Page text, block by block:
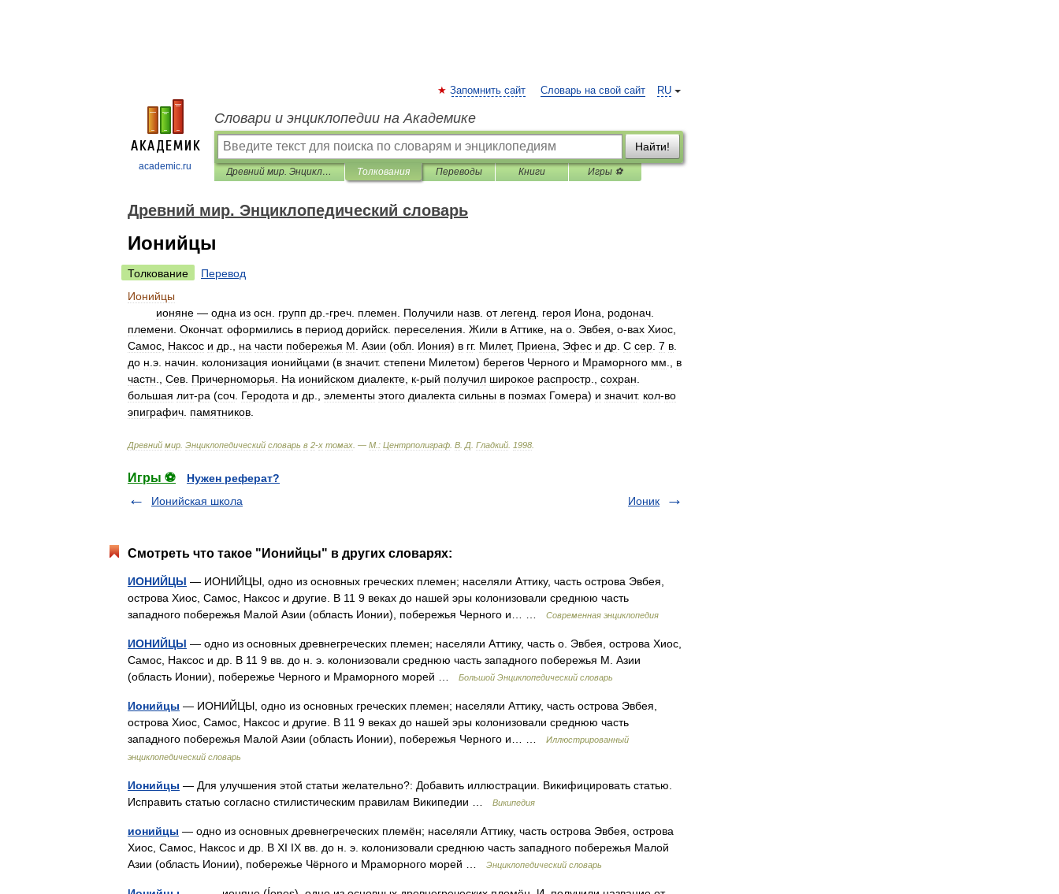
academic.ru
RU
Запомнить сайт Словарь на свой сайт
Словари и энциклопедии на Академике
Найти!
Древний мир. Энциклопедический словарь Толкования Переводы Книги Игры ⚽
Древний мир. Энциклопедический словарь
Ионийцы
Толкование
Перевод
Ионийцы
ионяне — одна из осн групп др .-греч племен Получили назв от легенд героя Иона родонач
племени Окончат. оформились в период дорийск переселения Жили в Аттике на о Эвбея о-вах Хиос
Самос Наксос и др на части побережья М Азии (обл Иония) в гг. Милет, Приена Эфес и др С сер 7 в
до н э начин колонизация ионийцами (в значит. степени Милетом) берегов Черного и Мраморного мм
в
частн
Сев Причерноморья На ионийском диалекте к-рый получил широкое распростр сохран
большая лит-ра (соч Геродота и др элементы этого диалекта сильны в поэмах Гомера) и значит. кол-во
эпиграфич памятников
Древний мир Энциклопедический словарь в 2-х томах . — М : Центрполиграф В Д Гладкий 1998
Игры ⚽
Нужен реферат?
Ионийская школа
Ионик
Смотреть что такое "Ионийцы" в других словарях:
ИОНИЙЦЫ — ИОНИЙЦЫ, одно из основных греческих племен; населяли Аттику, часть острова Эвбея,
острова Хиос, Самос, Наксос и другие. В 11 9 веках до нашей эры колонизовали среднюю часть
западного побережья Малой Азии (область Ионии), побережья Черного и… …
Современная энциклопедия
ИОНИЙЦЫ — одно из основных древнегреческих племен; населяли Аттику, часть о. Эвбея, острова Хиос,
Самос, Наксос и др. В 11 9 вв. до н. э. колонизовали среднюю часть западного побережья М. Азии
(область Ионии), побережье Черного и Мраморного морей …
Большой Энциклопедический словарь
Ионийцы — ИОНИЙЦЫ, одно из основных греческих племен; населяли Аттику, часть острова Эвбея,
острова Хиос, Самос, Наксос и другие. В 11 9 веках до нашей эры колонизовали среднюю часть
западного побережья Малой Азии (область Ионии), побережья Черного и… …
Иллюстрированный
энциклопедический словарь
Ионийцы — Для улучшения этой статьи желательно?: Добавить иллюстрации. Викифицировать статью.
Исправить статью согласно стилистическим правилам Википедии …
Википедия
ионийцы — одно из основных древнегреческих племён; населяли Аттику, часть острова Эвбея, острова
Хиос, Самос, Наксос и др. В XI IX вв. до н. э. колонизовали среднюю часть западного побережья Малой
Азии (область Ионии), побережье Чёрного и Мраморного морей …
Энциклопедический словарь